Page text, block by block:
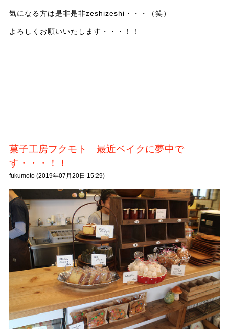
気になる方は是非是非zeshizeshi・・・（笑）
よろしくお願いいたします・・・！！
菓子工房フクモト 最近ベイクに夢中で
す・・・！！
fukumoto (2019年07月20日 15:29)